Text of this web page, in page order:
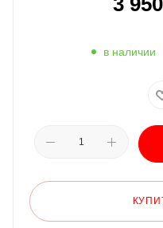
в наличии